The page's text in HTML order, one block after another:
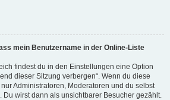
mein Benutzername in der Online-Liste
findest du in den Einstellungen eine Option
dieser Sitzung verbergen“. Wenn du diese
Administratoren, Moderatoren und du selbst
Du wirst dann als unsichtbarer Besucher gezählt.